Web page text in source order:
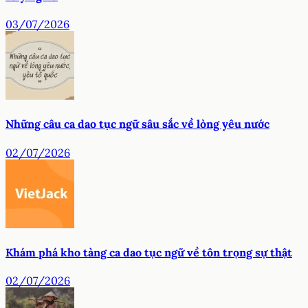
03/07/2026
Những câu ca dao tục ngữ sâu sắc về lòng yêu nước
02/07/2026
Khám phá kho tàng ca dao tục ngữ về tôn trọng sự thật
02/07/2026